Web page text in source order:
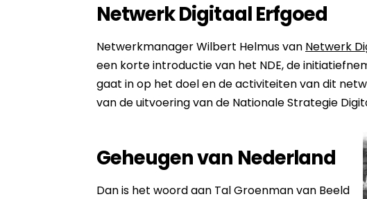
Netwerk Digitaal Erfgoed
Netwerkmanager Wilbert Helmus van Netwerk
een korte introductie van het NDE, de
gaat in op het doel en de activiteiten van dit
van de uitvoering van de Nationale Strategie
Geheugen van Nederland
Dan is het woord aan Tal Groenman van Beeld